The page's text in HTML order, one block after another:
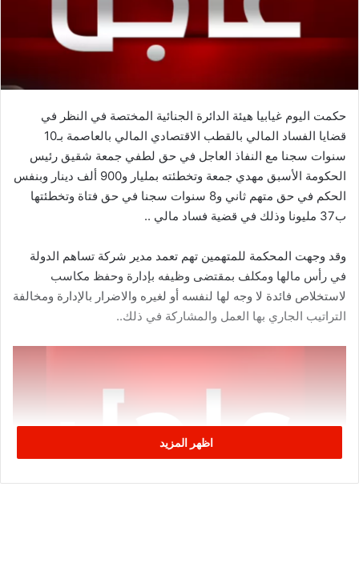
حكمت اليوم غيابيا هيئة الدائرة الجنائية المختصة في النظر في
قضايا الفساد المالي بالقطب الاقتصادي المالي بالعاصمة بـ10
سنوات سجنا مع النفاذ العاجل في حق لطفي جمعة شقيق رئيس
الحكومة الأسبق مهدي جمعة وتخطئته بمليار و900 ألف دينار وبنفس
الحكم في حق متهم ثاني و8 سنوات سجنا في حق فتاة وتخطئتها
ب37 مليونا وذلك في قضية فساد مالي ..
وقد وجهت المحكمة للمتهمين تهم تعمد مدير شركة تساهم الدولة
في رأس مالها ومكلف بمقتضى وظيفه بإدارة وحفظ مكاسب
لاستخلاص فائدة لا وجه لها لنفسه أو لغيره والاضرار بالإدارة ومخالفة
التراتيب الجاري بها العمل والمشاركة في ذلك..
اظهر المزيد